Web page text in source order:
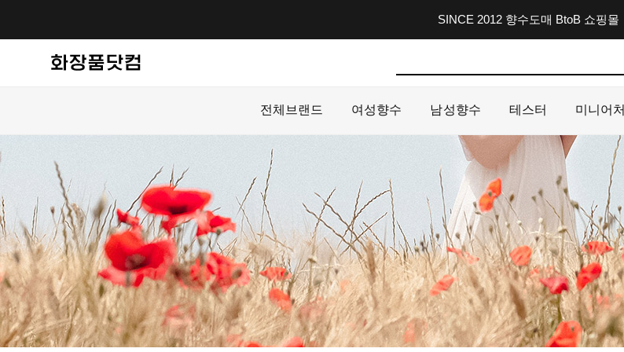
SINCE 2012 향수도매 BtoB 쇼핑몰
전체브랜드 여성향수 남성향수 테스터 미니어처